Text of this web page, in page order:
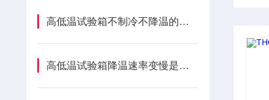
高低温试验箱不制冷不降温的原因及维修方法有哪些？
高低温试验箱降温速率变慢是什么原因？